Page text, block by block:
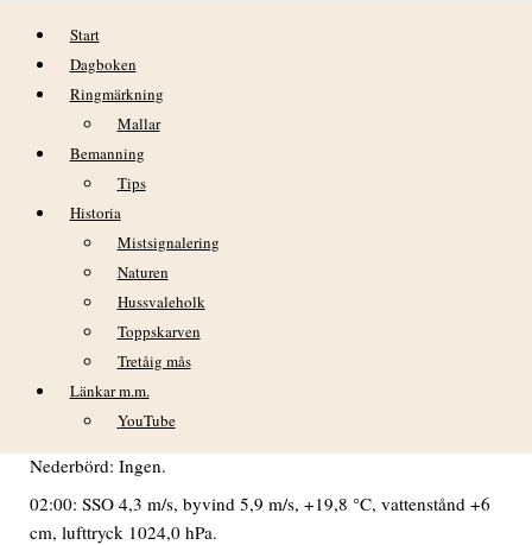
Hoppa till innehåll
Start
Dagboken
Ringmärkning
Mallar
Bemanning
Tips
Historia
Mistsignalering
Naturen
Hussvaleholk
Toppskarven
Tretåig mås
Länkar m.m.
YouTube
DAGBOK NIDINGENS FÅGELSTATION
– ONSDAG 12 AUGUSTI 2020
VÄDER
Under morgonen mestadels mulet, efterhand växlande
molnighet. På eftermiddagen klart.
Min temp: +18,1 °C kl. 07 Max temp: +22,1 °C kl. 16.
Nederbörd: Ingen.
02:00: SSO 4,3 m/s, byvind 5,9 m/s, +19,8 °C, vattenstånd +6
cm, lufttryck 1024,0 hPa.